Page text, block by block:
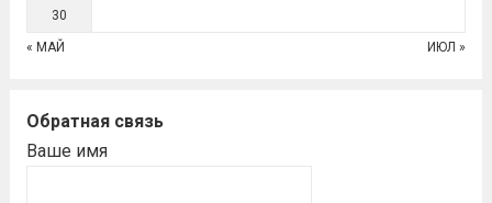
30
« МАЙ ИЮЛ »
Обратная связь
Ваше имя